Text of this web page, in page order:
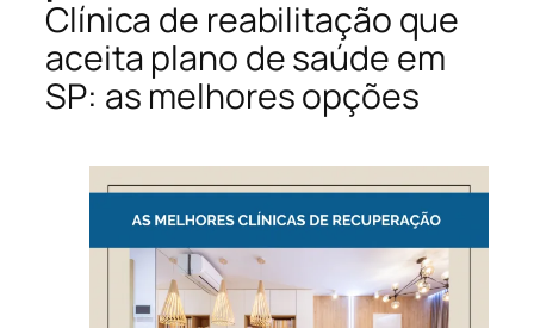
Clínica de reabilitação que
aceita plano de saúde em
SP: as melhores opções